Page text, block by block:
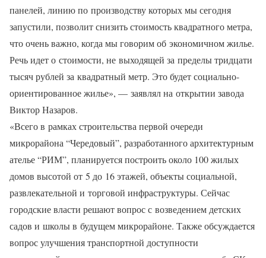
панелей, линию по производству которых мы сегодня
запустили, позволит снизить стоимость квадратного метра,
что очень важно, когда мы говорим об экономичном жилье.
Речь идет о стоимости, не выходящей за пределы тридцати
тысяч рублей за квадратный метр. Это будет социально-
ориентированное жилье», — заявлял на открытии завода
Виктор Назаров.
«Всего в рамках строительства первой очереди
микрорайона “Чередовый”, разработанного архитектурным
ателье “РИМ”, планируется построить около 100 жилых
домов высотой от 5 до 16 этажей, объекты социальной,
развлекательной и торговой инфраструктуры. Сейчас
городские власти решают вопрос с возведением детских
садов и школы в будущем микрорайоне. Также обсуждается
вопрос улучшения транспортной доступности